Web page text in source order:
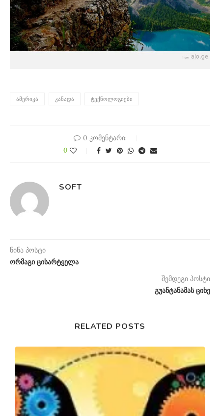
ᲐᲛᲔᲠᲘᲙᲐ ᲙᲐᲜᲐᲓᲐ ᲢᲔᲥᲜᲝᲚᲝᲒᲘᲔᲑᲘ
0 კომენტარი:
0
SOFT
წინა პოსტი
ორმაგი ცისარტყელა
შემდეგი პოსტი
გუანტანამას ციხე
RELATED POSTS